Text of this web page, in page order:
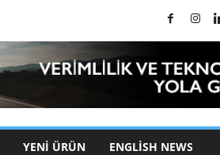
YENI ÜRÜN ENGLISH NEWS